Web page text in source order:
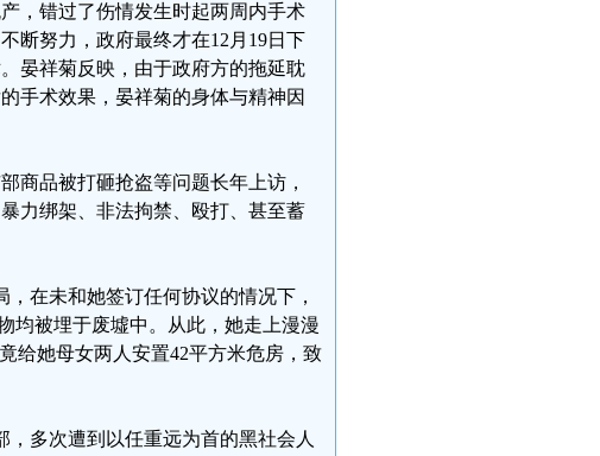
，错过了伤情发生时起两周内手术
断努力，政府最终才在12月19日下
晏祥菊反映，由于政府方的拖延耽
手术效果，晏祥菊的身体与精神因
商品被打砸抢盗等问题长年上访，
力绑架、非法拘禁、殴打、甚至蓄
在未和她签订任何协议的情况下，
均被埋于废墟中。从此，她走上漫漫
给她母女两人安置42平方米危房，致
多次遭到以任重远为首的黑社会人